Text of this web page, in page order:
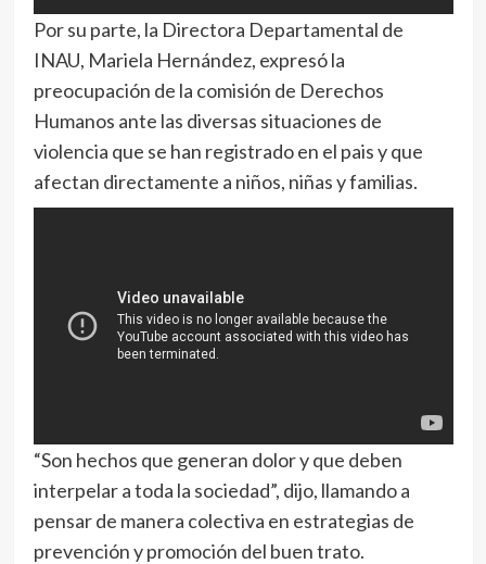
Por su parte, la Directora Departamental de
INAU, Mariela Hernández, expresó la
preocupación de la comisión de Derechos
Humanos ante las diversas situaciones de
violencia que se han registrado en el pais y que
afectan directamente a niños, niñas y familias.
“Son hechos que generan dolor y que deben
interpelar a toda la sociedad”, dijo, llamando a
pensar de manera colectiva en estrategias de
prevención y promoción del buen trato.